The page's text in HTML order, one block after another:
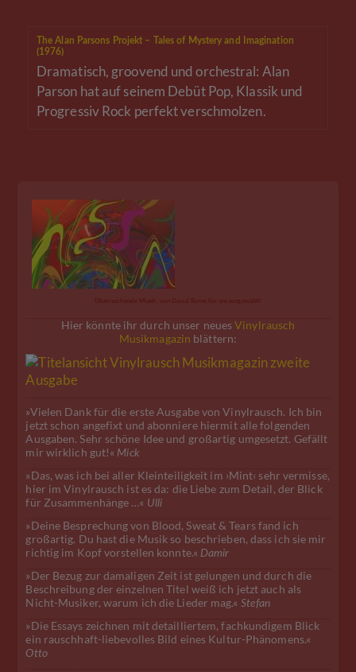
The Alan Parsons Projekt – Tales of Mystery and Imagination
(1976)
Dramatisch, groovend und orchestral: Alan
Parson hat auf seinem Debüt Pop, Klassik und
Progressiv Rock perfekt verschmolzen.
Hier könnte ihr durch unser neuesVinylrausch
Musikmagazin blättern:
»Vielen Dank für die erste Ausgabe von Vinylrausch. Ich bin
jetzt schon angefixt und abonniere hiermit alle folgenden
Ausgaben. Sehr schöne Idee und großartig umgesetzt. Gefällt
mir wirklich gut!« Mick
»Das, was ich bei aller Kleinteiligkeit im ›Mint‹ sehr vermisse,
hier im Vinylrausch ist es da: die Liebe zum Detail, der Blick
für Zusammenhänge …« Ulli
»Deine Besprechung von Blood, Sweat & Tears fand ich
großartig. Du hast die Musik so beschrieben, dass ich sie mir
richtig im Kopf vorstellen konnte.« Damir
»Der Bezug zur damaligen Zeit ist gelungen und durch die
Beschreibung der einzelnen Titel weiß ich jetzt auch als
Nicht-Musiker, warum ich die Lieder mag.« Stefan
»Die Essays zeichnen mit detailliertem, fachkundigem Blick
ein rauschhaft-liebevolles Bild eines Kultur-Phänomens.«
Otto